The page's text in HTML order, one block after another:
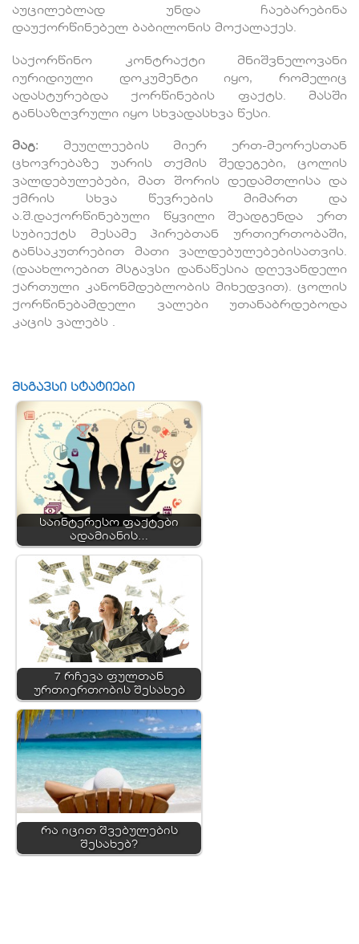
აუცილებლად უნდა ჩაებარებინა
დაუქორწინებელ ბაბილონის მოქალაქეს.
საქორწინო კონტრაქტი მნიშვნელოვანი
იურიდიული დოკუმენტი იყო, რომელიც
ადასტურებდა ქორწინების ფაქტს. მასში
განსაზღვრული იყო სხვადასხვა წესი.
მაგ: მეუღლეების მიერ ერთ-მეორესთან
ცხოვრებაზე უარის თქმის შედეგები, ცოლის
ვალდებულებები, მათ შორის დედამთლისა და
ქმრის სხვა წევრების მიმართ და
ა.შ.დაქორწინებული წყვილი შეადგენდა ერთ
სუბიექტს მესამე პირებთან ურთიერთობაში,
განსაკუთრებით მათი ვალდებულებებისათვის.
(დაახლოებით მსგავსი დანაწესია დღევანდელი
ქართული კანონმდებლობის მიხედვით). ცოლის
ქორწინებამდელი ვალები უთანაბრდებოდა
კაცის ვალებს .
მსგავსი სტატიები
საინტერესო ფაქტები
ადამიანის…
7 რჩევა ფულთან
ურთიერთობის შესახებ
რა იცით შვებულების
შესახებ?